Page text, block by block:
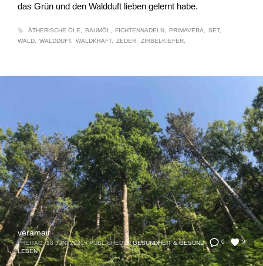
das Grün und den Waldduft lieben gelernt habe.
ÄTHERISCHE ÖLE BAUMÖL FICHTENNADELN PRIMAVERA
SET
WALD
WALDDUFT WALDKRAFT ZEDER ZIRBELKIEFER
0 2
veramair
FREITAG, 18 JUNI 2021 / PUBLISHED IN GESUNDHEIT & GESUND
LEBEN